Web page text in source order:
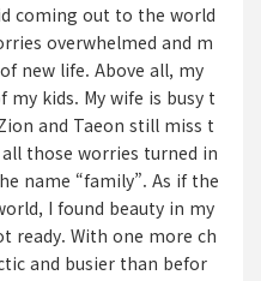
coming out to the world
overwhelmed and m
new life. Above all, my
kids. My wife is busy t
and Taeon still miss t
those worries turned in
name “family”. As if the
I found beauty in my
ready. With one more ch
and busier than befor